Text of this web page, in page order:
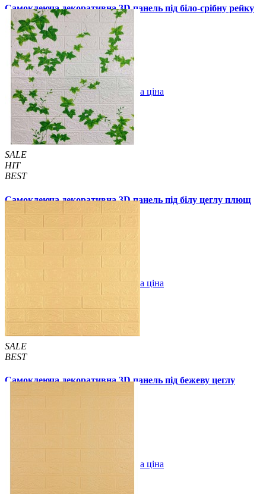
Самоклеюча декоративна 3D панель під біло-срібну рейку
680x670x5мм (2531)
159 грн./шт 199 грн./шт
Купити В закладки Оптова ціна
SALE
HIT
BEST
Самоклеюча декоративна 3D панель під білу цеглу плющ
700x770x3мм (5056-3)
Оптова ціна
SALE
BEST
Самоклеюча декоративна 3D панель під бежеву цеглу
Оптова ціна